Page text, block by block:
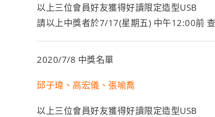
以上三位會員好友獲得好讀限定造型USB
請以上中獎者於7/17(星期五) 中午12:00前
2020/7/8 中獎名單
邱子瑋、高宏儀、張喻喬
以上三位會員好友獲得好讀限定造型USB